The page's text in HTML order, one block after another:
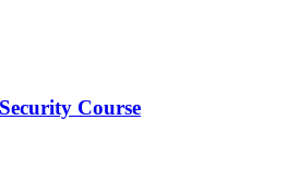
Course